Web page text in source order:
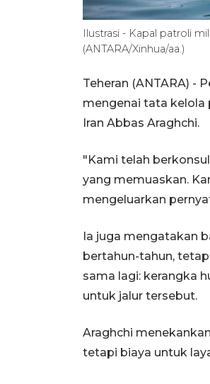
Ilustrasi - Kapal patroli
(ANTARA/Xinhua/aa.)
Teheran (ANTARA) -
mengenai tata kelola
Iran Abbas Araghchi.
"Kami telah
yang memuaskan.
mengeluarkan
Ia juga mengatakan
bertahun-tahun,
sama lagi: kerangka
untuk jalur tersebut.
Araghchi
tetapi biaya untuk